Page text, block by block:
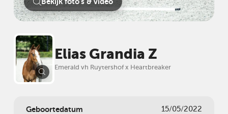
Elias Grandia Z
Emerald vh Ruytershof x Heartbreaker
Geboortedatum 15/05/2022